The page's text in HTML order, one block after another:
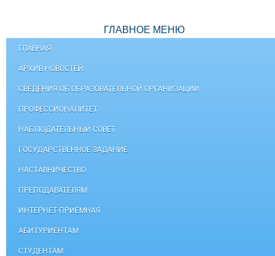
ГЛАВНОЕ МЕНЮ
ГЛАВНАЯ
АРХИВ НОВОСТЕЙ
СВЕДЕНИЯ ОБ ОБРАЗОВАТЕЛЬНОЙ ОРГАНИЗАЦИИ
ПРОФЕССИОНАЛИТЕТ
НАБЛЮДАТЕЛЬНЫЙ СОВЕТ
ГОСУДАРСТВЕННОЕ ЗАДАНИЕ
НАСТАВНИЧЕСТВО
ПРЕПОДАВАТЕЛЯМ
ИНТЕРНЕТ-ПРИЕМНАЯ
АБИТУРИЕНТАМ
СТУДЕНТАМ